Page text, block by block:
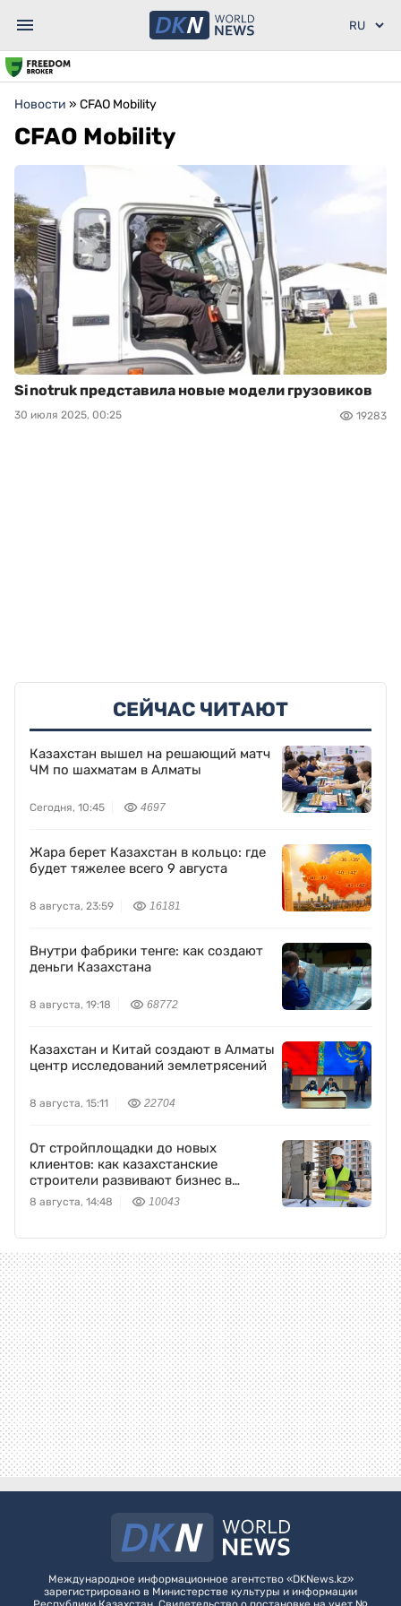
Новости » CFAO Mobility
CFAO Mobility
Sinotruk представила новые модели грузовиков
30 июля 2025, 00:25 19283
СЕЙЧАС ЧИТАЮТ
Казахстан вышел на решающий матч
ЧМ по шахматам в Алматы
Сегодня, 10:45 4697
Жара берет Казахстан в кольцо: где
будет тяжелее всего 9 августа
8 августа, 23:59 16181
Внутри фабрики тенге: как создают
деньги Казахстана
8 августа, 19:18 68772
Казахстан и Китай создают в Алматы
центр исследований землетрясений
8 августа, 15:11 22704
От стройплощадки до новых
клиентов: как казахстанские
строители развивают бизнес в
TikTok
8 августа, 14:48 10043
Международное информационное агентство «DKNews.kz»
зарегистрировано в Министерстве культуры и информации